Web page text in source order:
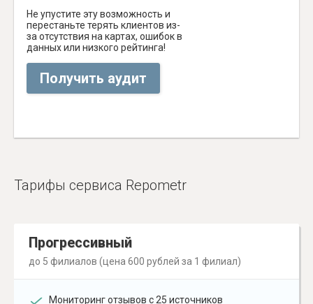
Не упустите эту возможность и
перестаньте терять клиентов из-
за отсутствия на картах, ошибок в
данных или низкого рейтинга!
Получить аудит
Тарифы сервиса Repometr
Прогрессивный
до 5 филиалов (цена 600 рублей за 1 филиал)
Мониторинг отзывов с 25 источников